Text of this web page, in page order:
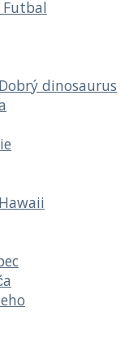
Futbal
dinosaurus